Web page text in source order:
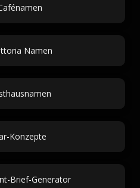
Namen
Konzepte
Brief-Generator